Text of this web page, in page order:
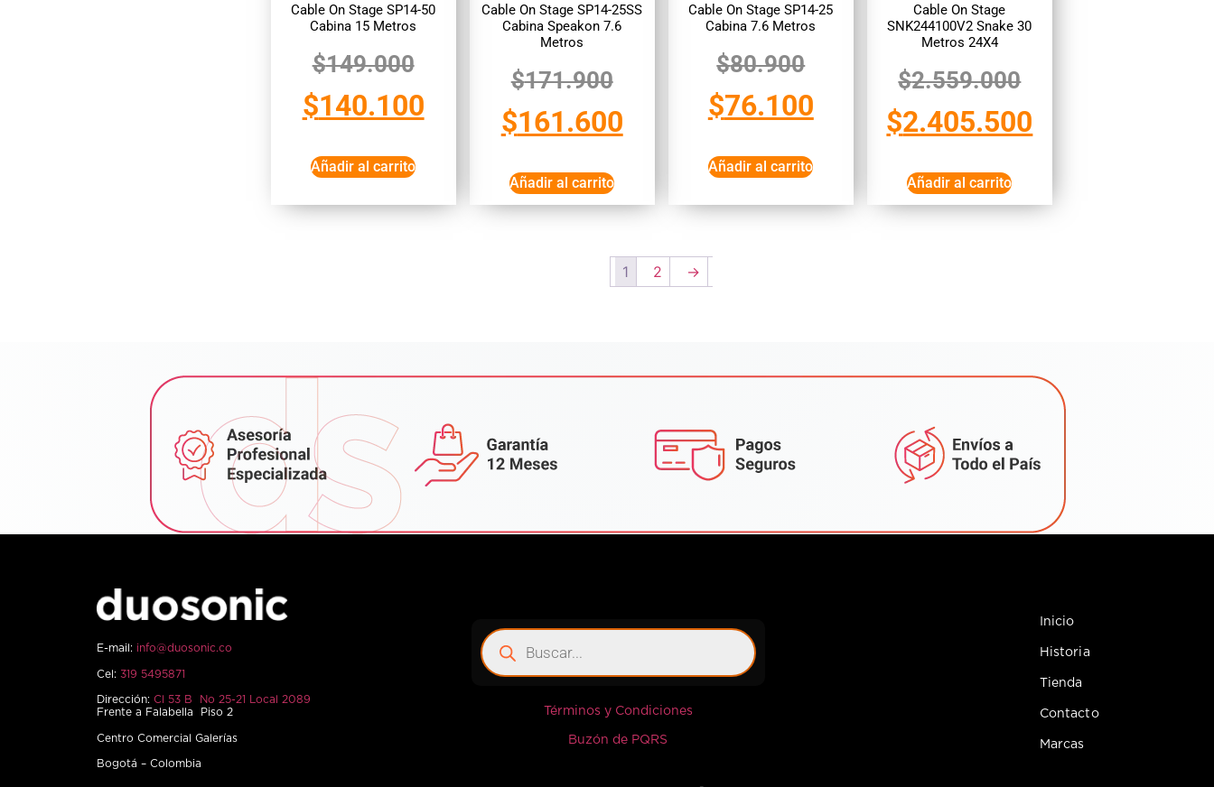
Cable On Stage SP14-50
Cabina 15 Metros
$149.000
$140.100
Añadir al carrito
Cable On Stage SP14-25SS
Cabina Speakon 7.6
Metros
$171.900
$161.600
Añadir al carrito
Cable On Stage SP14-25
Cabina 7.6 Metros
$80.900
$76.100
Añadir al carrito
Cable On Stage
SNK244100V2 Snake 30
Metros 24X4
$2.559.000
$2.405.500
Añadir al carrito
1 2 →
E-mail: info@duosonic.co
Cel: 319 5495871
Dirección: Cl 53 B No 25-21 Local 2089
Frente a Falabella Piso 2
Centro Comercial Galerías
Bogotá – Colombia
Términos y Condiciones
Buzón de PQRS
Inicio
Historia
Tienda
Contacto
Marcas